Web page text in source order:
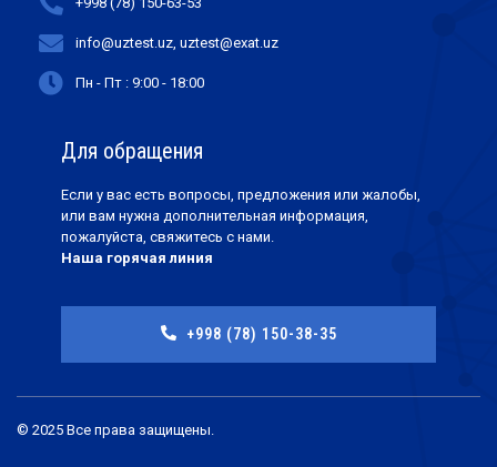
info@uztest.uz, uztest@exat.uz
Пн - Пт : 9:00 - 18:00
Для обращения
Если у вас есть вопросы, предложения или жалобы,
или вам нужна дополнительная информация,
пожалуйста, свяжитесь с нами.
Наша горячая линия
+998 (78) 150-38-35
© 2025 Все права защищены.